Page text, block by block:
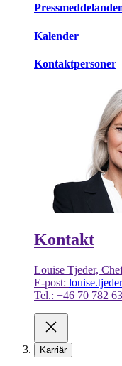
Kalender
Kontaktpersoner
Kontakt
Louise Tjeder,
E-post:
Tel.: +46 70 782
Karriär